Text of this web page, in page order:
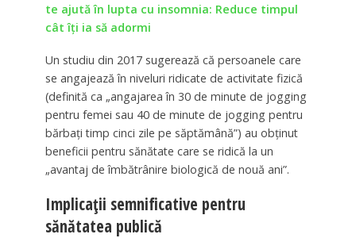
te ajută în lupta cu insomnia: Reduce timpul
cât îți ia să adormi
Un studiu din 2017 sugerează că persoanele care
se angajează în niveluri ridicate de activitate fizică
(definită ca „angajarea în 30 de minute de jogging
pentru femei sau 40 de minute de jogging pentru
bărbați timp cinci zile pe săptămână”) au obținut
beneficii pentru sănătate care se ridică la un
„avantaj de îmbătrânire biologică de nouă ani”.
Implicații semnificative pentru
sănătatea publică